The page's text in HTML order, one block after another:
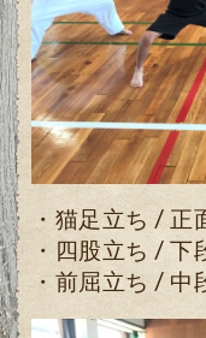
・猫足立ち /
・四股立ち /
・前屈立ち / 中